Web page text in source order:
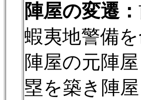
陣屋の変遷：
蝦夷地警備
陣屋の元陣
塁を築き陣